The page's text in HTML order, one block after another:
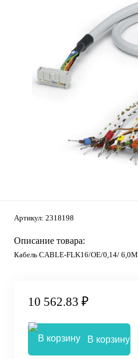
Артикул: 2318198
Описание товара:
Кабель CABLE-FLK16/OE/0,14/ 6,0M
10 562.83 ₽
В корзину